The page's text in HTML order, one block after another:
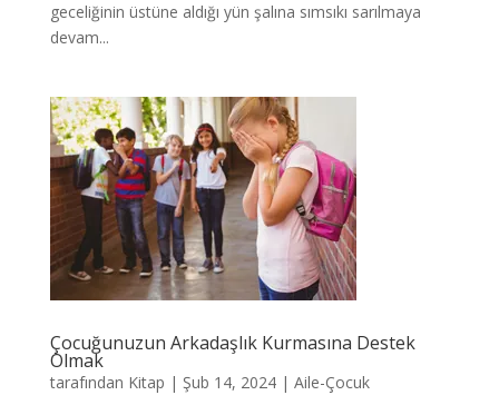
geceliğinin üstüne aldığı yün şalına sımsıkı sarılmaya
devam...
Çocuğunuzun Arkadaşlık Kurmasına Destek
Olmak
tarafından Kitap | Şub 14, 2024| Aile-Çocuk